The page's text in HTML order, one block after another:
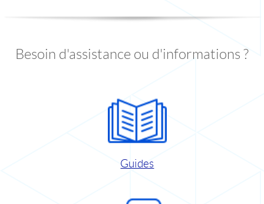
Besoin d'assistance ou d'informations ?
Guides